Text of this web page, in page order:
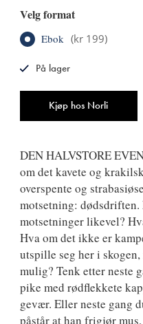
Velg format
Ebok (kr 199)
Kjøp hos Norli
På lager
DEN HALVSTORE
om det kavete og
overspente og
motsetning:
motsetninger likevel?
Hva om det ikke er
utspille seg her i
mulig? Tenk etter neste
pike med rødflekkete
gevær. Eller neste gang
påstår at han frigjør